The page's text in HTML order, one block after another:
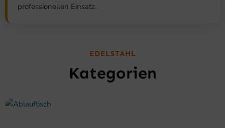
professionellen Einsatz.
EDELSTAHL
Kategorien